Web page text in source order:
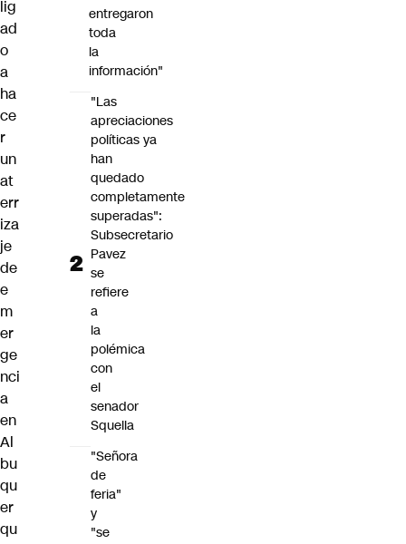
lig
ad
o
a
ha
ce
r
un
at
err
iza
je
de
e
m
er
ge
nci
a
en
Al
bu
qu
er
qu
entregaron
toda
la
información"
"Las
apreciaciones
políticas ya
han
quedado
completamente
superadas":
Subsecretario
Pavez
se
refiere
a
la
polémica
con
el
senador
Squella
"Señora
de
feria"
y
"se